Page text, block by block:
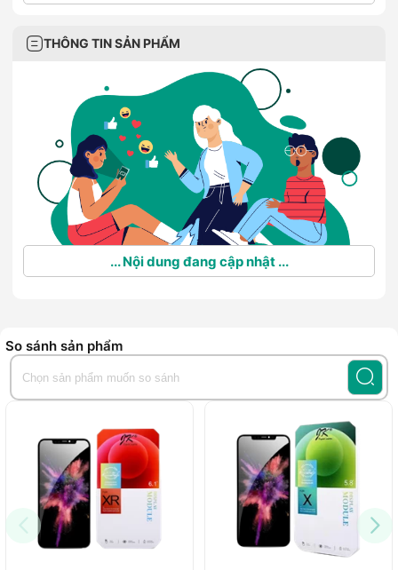
THÔNG TIN SẢN PHẨM
... Nội dung đang cập nhật ...
So sánh sản phẩm